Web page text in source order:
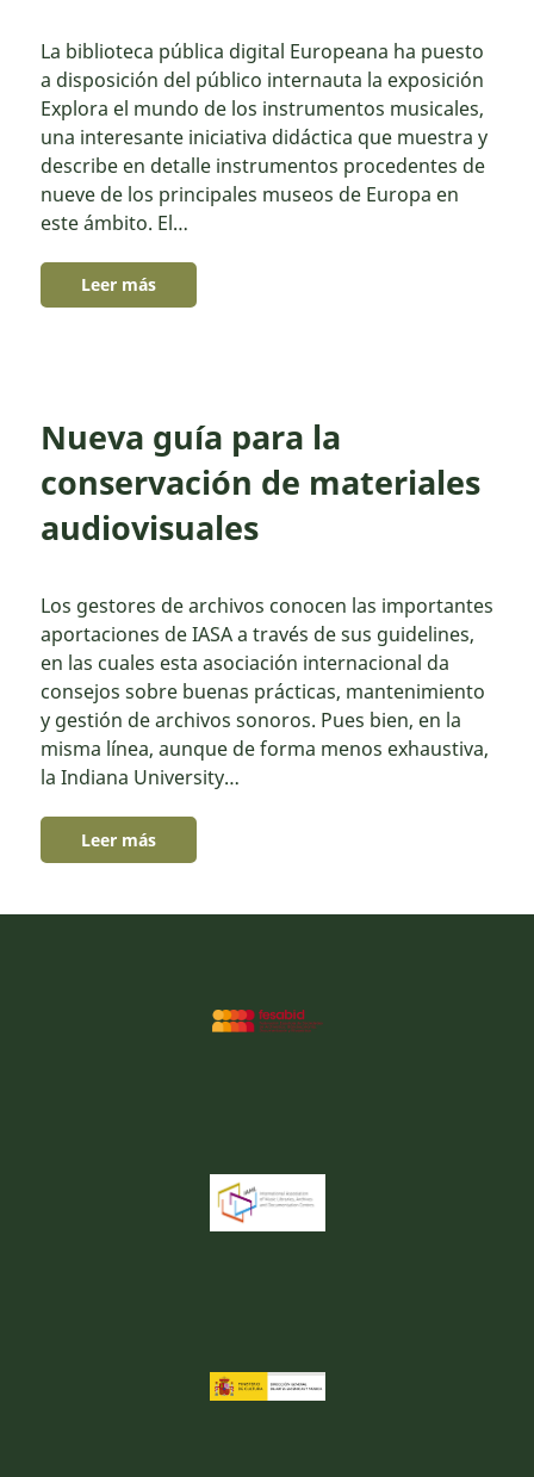
La biblioteca pública digital Europeana ha puesto
a disposición del público internauta la exposición
Explora el mundo de los instrumentos musicales,
una interesante iniciativa didáctica que muestra y
describe en detalle instrumentos procedentes de
nueve de los principales museos de Europa en
este ámbito. El…
Leer más
Nueva guía para la
conservación de materiales
audiovisuales
Los gestores de archivos conocen las importantes
aportaciones de IASA a través de sus guidelines,
en las cuales esta asociación internacional da
consejos sobre buenas prácticas, mantenimiento
y gestión de archivos sonoros. Pues bien, en la
misma línea, aunque de forma menos exhaustiva,
la Indiana University…
Leer más